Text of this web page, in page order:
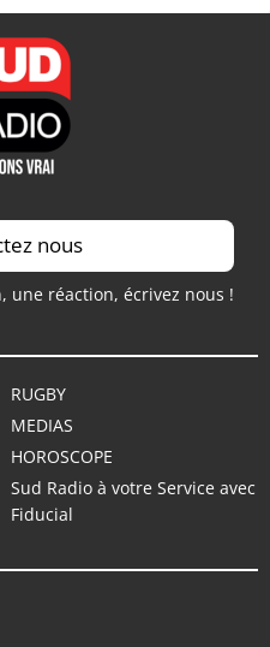
nous
une réaction, écrivez nous !
RUGBY
MEDIAS
HOROSCOPE
Sud Radio à votre Service avec
Fiducial